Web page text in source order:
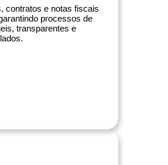
contratos e notas fiscais
processos de
transparentes e